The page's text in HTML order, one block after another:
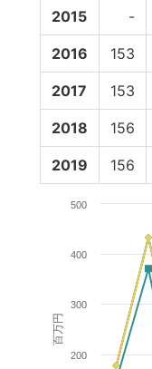
2015 -
2016 153
2017 153
2018 156
2019 156
百万円
200
300
400
500